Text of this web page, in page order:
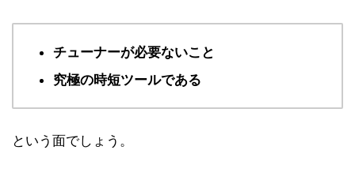
チューナーが必要ないこと
究極の時短ツールである
という面でしょう。